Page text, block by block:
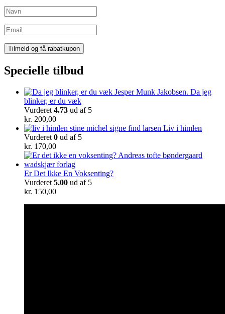
Specielle tilbud
Da jeg
blinker, er du væk
Vurderet 4.73 ud af 5
kr. 200,00
Liv i himlen
Vurderet 0 ud af 5
kr. 170,00
Er Det Ikke En Voksenting?
Vurderet 5.00 ud af 5
kr. 150,00